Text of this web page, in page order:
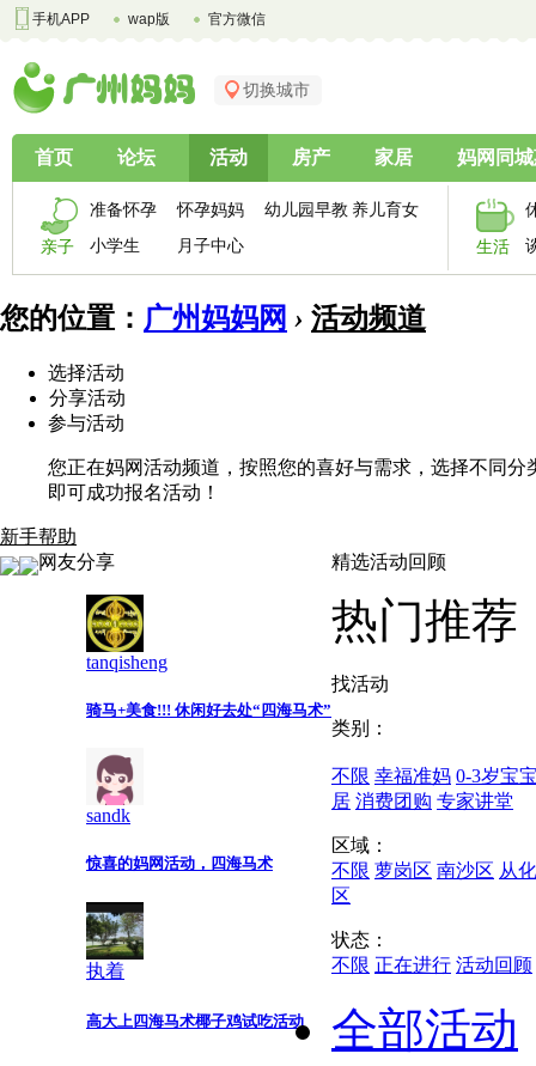
手机APP wap版 官方微信
切换城市
首页 论坛 活动 房产 家居 妈网同
亲子
准备怀孕 怀孕妈妈 幼儿园早教 养儿育女
小学生
月子中心 生活
您的位置： 广州妈妈网 › 活动频道
选择活动
分享活动
参与活动
您正在妈网活动频道，按照您的喜好与需求，选择不同
即可成功报名活动！
新手帮助
网友分享
tanqisheng
骑马+美食!!! 休闲好去处“四海马术”
sandk
惊喜的妈网活动，四海马术
执着
高大上四海马术椰子鸡试吃活动
精选活动回顾
热门推荐
找活动
类别：
不限 幸福准妈 0-3岁宝
居 消费团购 专家讲堂
区域：
不限 萝岗区 南沙区 从
区
状态：
不限 正在进行 活动回顾
全部活动